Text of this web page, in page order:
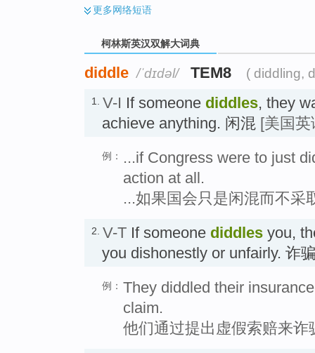
更多网络短语
柯林斯英汉双解大词典
diddle /ˈdɪdəl/ TEM8 ( diddling,
1. V-I If someone diddles, they
achieve anything. 闲混 [美国英
例：
...if Congress were to just
action at all.
...如果国会只是闲混而不采
2. V-T If someone diddles you,
you dishonestly or unfairly. 诈
例： They diddled their
claim.
他们通过提出虚假索赔来诈